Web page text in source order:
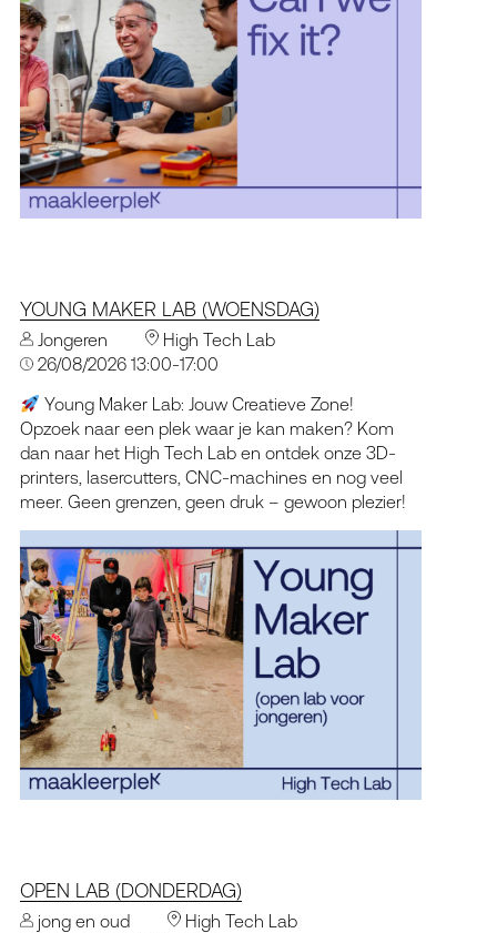
YOUNG MAKER LAB (WOENSDAG)
Jongeren
High Tech Lab
26/08/2026 13:00-17:00
Young Maker Lab: Jouw Creatieve Zone!
Opzoek naar een plek waar je kan maken? Kom
dan naar het High Tech Lab en ontdek onze 3D-
printers, lasercutters, CNC-machines en nog veel
meer. Geen grenzen, geen druk – gewoon plezier!
OPEN LAB (DONDERDAG)
jong en oud
High Tech Lab